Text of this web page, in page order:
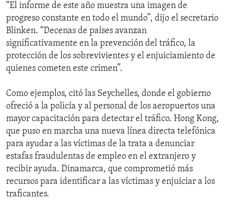
“El informe de este año muestra una imagen de
progreso constante en todo el mundo”, dijo el secretario
Blinken. “Decenas de países avanzan
significativamente en la prevención del tráfico, la
protección de los sobrevivientes y el enjuiciamiento de
quienes cometen este crimen”.
Como ejemplos, citó las Seychelles, donde el gobierno
ofreció a la policía y al personal de los aeropuertos una
mayor capacitación para detectar el tráfico. Hong Kong,
que puso en marcha una nueva línea directa telefónica
para ayudar a las víctimas de la trata a denunciar
estafas fraudulentas de empleo en el extranjero y
recibir ayuda. Dinamarca, que comprometió más
recursos para identificar a las víctimas y enjuiciar a los
traficantes.